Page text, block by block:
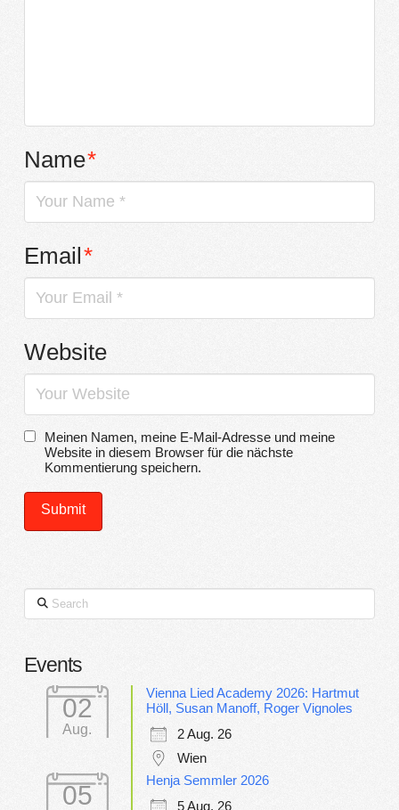
Name*
Email*
Website
Meinen Namen, meine E-Mail-Adresse und meine
Website in diesem Browser für die nächste
Kommentierung speichern.
Search
Events
02
Aug.
Vienna Lied Academy 2026: Hartmut
Höll, Susan Manoff, Roger Vignoles
2 Aug. 26
Wien
05
Henja Semmler 2026
5 Aug. 26